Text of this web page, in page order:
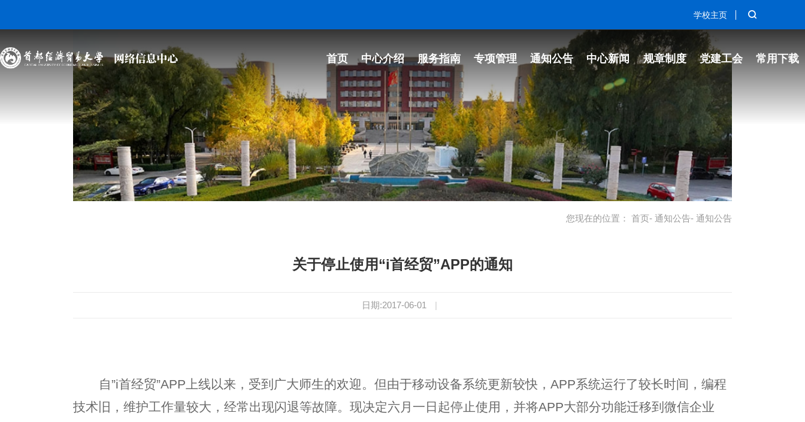
学校主页
首页 中心介绍 服务指南 专项管理 通知公告 中心新闻 规章制度 党建工会 常用下载
您现在的位置： 首页- 通知公告- 通知公告
关于停止使用“i首经贸”APP的通知
日期:2017-06-01 |
自”i首经贸”APP上线以来，受到广大师生的欢迎。但由于移动设备系统更新较快， APP系统运行了较长时间，编程
技术旧，维护工作量较大，经常出现闪退等故障。现决定六月一日起停止使用，并将APP大部分功能迁移到微信企业